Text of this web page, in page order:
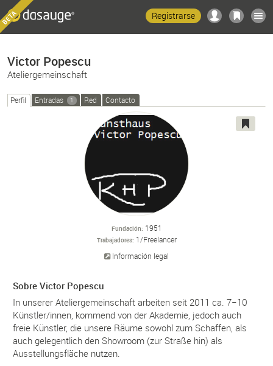
Registrarse
Victor Popescu
Ateliergemeinschaft
Perfil Entradas 1 Red Contacto
Fundación 1951
Trabajadores 1/Freelancer
Información legal
Sobre Victor Popescu
In unserer Ateliergemeinschaft arbeiten seit 2011 ca. 7−10
Künstler/innen, kommend von der Akademie, jedoch auch
freie Künstler, die unsere Räume sowohl zum Schaffen, als
auch gelegentlich den Showroom (zur Straße hin) als
Ausstellungsfläche nutzen.